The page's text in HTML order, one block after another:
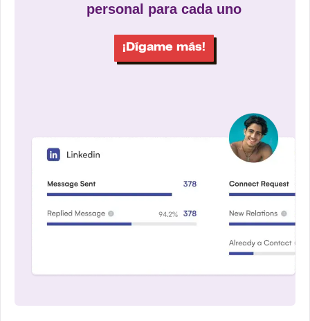
personal para cada uno
¡Dígame más!